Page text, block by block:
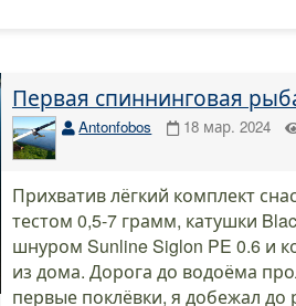
Первая спиннинговая
Antonfobos 18 мар. 2024
Прихватив лёгкий комплект
тестом 0,5-7 грамм, катушки
шнуром Sunline Siglon PE 0.6 и
из дома. Дорога до водоёма
первые поклёвки, я добежал до